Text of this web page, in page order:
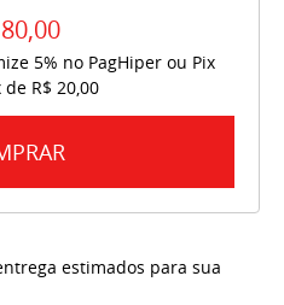
5% no PagHiper ou Pix
de R$ 20,00
estimados para sua